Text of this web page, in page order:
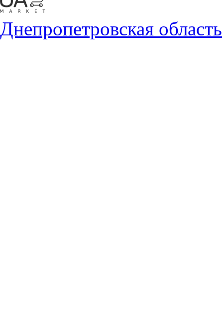
Днепропетровская область